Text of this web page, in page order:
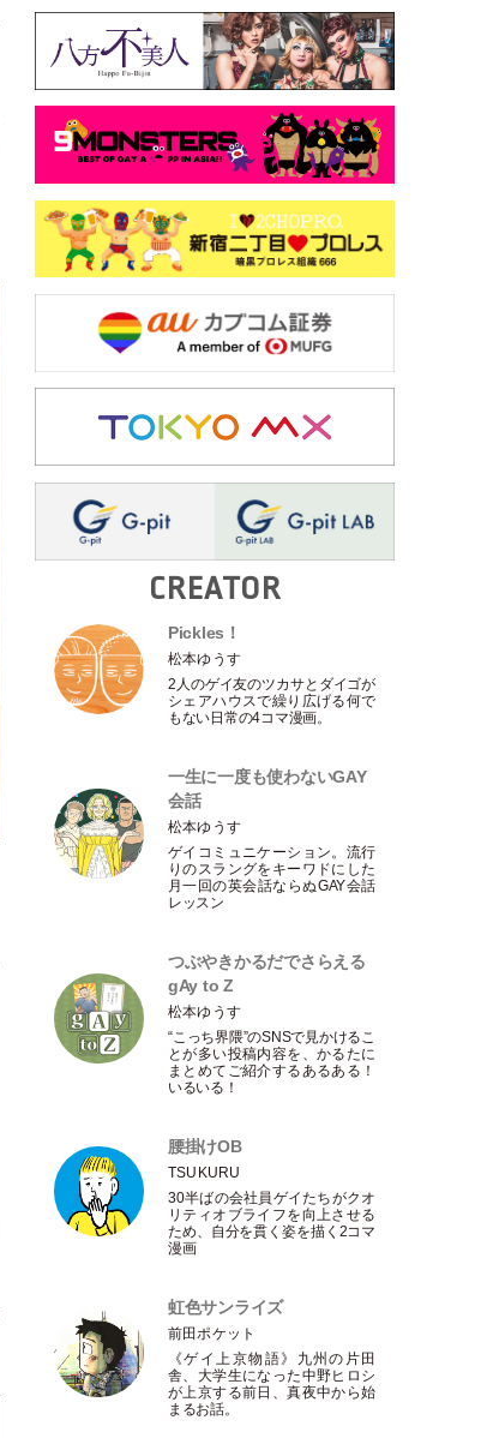
CREATOR
Pickles！
松本ゆうす
2人のゲイ友のツカサとダイゴが
シェアハウスで繰り広げる何で
もない日常の4コマ漫画。
一生に一度も使わないGAY
会話
松本ゆうす
ゲイコミュニケーション。流行
りのスラングをキーワドにした
月一回の英会話ならぬGAY会話
レッスン
つぶやきかるだでさらえる
gAy to Z
松本ゆうす
“こっち界隈”のSNSで見かけるこ
とが多い投稿内容を、かるたに
まとめてご紹介するあるある！
いるいる！
腰掛けOB
TSUKURU
30半ばの会社員ゲイたちがクオ
リティオブライフを向上させる
ため、自分を貫く姿を描く2コマ
漫画
虹色サンライズ
前田ポケット
《ゲイ上京物語》九州の片田
舎、大学生になった中野ヒロシ
が上京する前日、真夜中から始
まるお話。